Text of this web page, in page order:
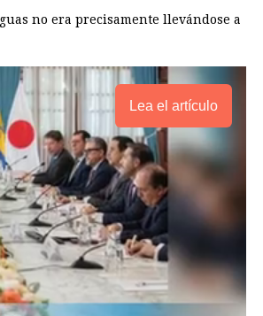
no era precisamente llevándose a
Lea el artículo